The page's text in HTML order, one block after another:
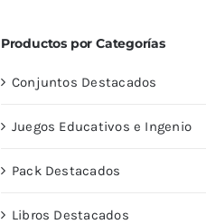
Productos por Categorías
Conjuntos Destacados
Juegos Educativos e Ingenio
Pack Destacados
Libros Destacados